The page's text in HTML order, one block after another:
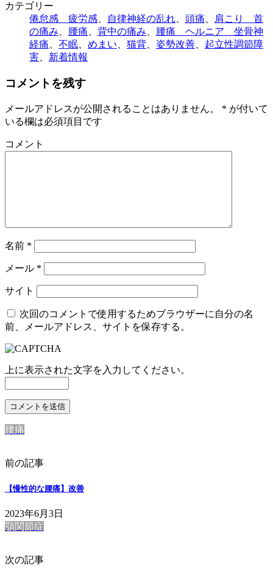
カテゴリー
倦怠感 疲労感、 自律神経の乱れ、 頭痛、 肩こり 首
の痛み、 腰痛、 背中の痛み、 腰痛 ヘルニア 坐骨神
経痛、 不眠、 めまい、 猫背、 姿勢改善、 起立性調節障
害、 新着情報
コメントを残す
メールアドレスが公開されることはありません。 * が付いて
いる欄は必須項目です
コメント
名前 *
メール *
サイト
次回のコメントで使用するためブラウザーに自分の名
前、メールアドレス、サイトを保存する。
上に表示された文字を入力してください。
腰痛
前の記事
【慢性的な腰痛】改善
2023年6月3日
顎関節症
次の記事